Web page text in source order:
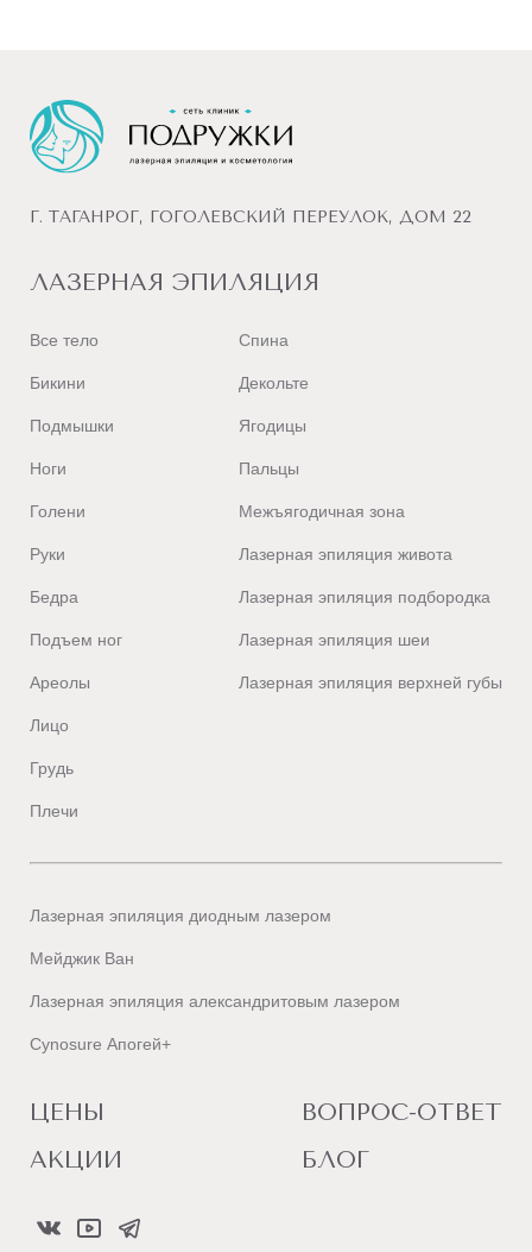
Г. ТАГАНРОГ, ГОГОЛЕВСКИЙ ПЕРЕУЛОК, ДОМ 22
ЛАЗЕРНАЯ ЭПИЛЯЦИЯ
Все тело
Бикини
Подмышки
Ноги
Голени
Руки
Бедра
Подъем ног
Ареолы
Лицо
Грудь
Плечи
Спина
Декольте
Ягодицы
Пальцы
Межъягодичная зона
Лазерная эпиляция живота
Лазерная эпиляция подбородка
Лазерная эпиляция шеи
Лазерная эпиляция верхней губы
Лазерная эпиляция диодным лазером
Мейджик Ван
Лазерная эпиляция александритовым лазером
Cynosure Апогей+
ЦЕНЫ
АКЦИИ
ВОПРОС-ОТВЕТ
БЛОГ